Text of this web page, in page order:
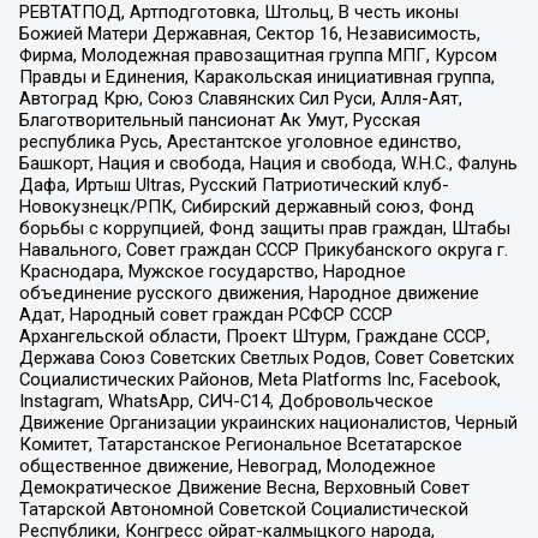
РЕВТАТПОД, Артподготовка, Штольц, В честь иконы
Божией Матери Державная, Сектор 16, Независимость,
Фирма, Молодежная правозащитная группа МПГ, Курсом
Правды и Единения, Каракольская инициативная группа,
Автоград Крю, Союз Славянских Сил Руси, Алля-Аят,
Благотворительный пансионат Ак Умут, Русская
республика Русь, Арестантское уголовное единство,
Башкорт, Нация и свобода, Нация и свобода, W.H.С., Фалунь
Дафа, Иртыш Ultras, Русский Патриотический клуб-
Новокузнецк/РПК, Сибирский державный союз, Фонд
борьбы с коррупцией, Фонд защиты прав граждан, Штабы
Навального, Совет граждан СССР Прикубанского округа г.
Краснодара, Мужское государство, Народное
объединение русского движения, Народное движение
Адат, Народный совет граждан РСФСР СССР
Архангельской области, Проект Штурм, Граждане СССР,
Держава Союз Советских Светлых Родов, Совет Советских
Социалистических Районов, Meta Platforms Inc, Facebook,
Instagram, WhatsApp, СИЧ-С14, Добровольческое
Движение Организации украинских националистов, Черный
Комитет, Татарстанское Региональное Всетатарское
общественное движение, Невоград, Молодежное
Демократическое Движение Весна, Верховный Совет
Татарской Автономной Советской Социалистической
Республики, Конгресс ойрат-калмыцкого народа,